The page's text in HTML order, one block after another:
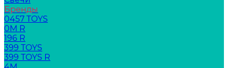
Бренды
0457 TOYS
0M R
196 R
399 TOYS
399 TOYS R